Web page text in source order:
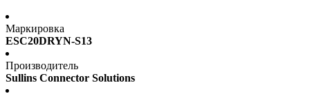
Маркировка
ESC20DRYN-S13
Производитель
Sullins Connector Solutions